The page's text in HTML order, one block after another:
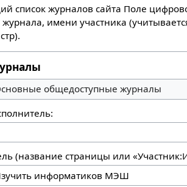
список журналов сайта Поле
журнала, имени участника
общедоступные журналы
(название страницы или